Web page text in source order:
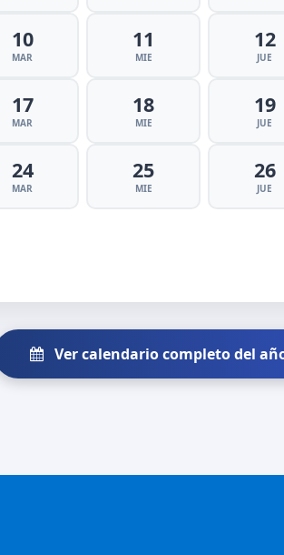
10
MAR
11
MIE
12
JUE
17
MAR
18
MIE
19
JUE
24
MAR
25
MIE
26
JUE
Ver calendario completo del